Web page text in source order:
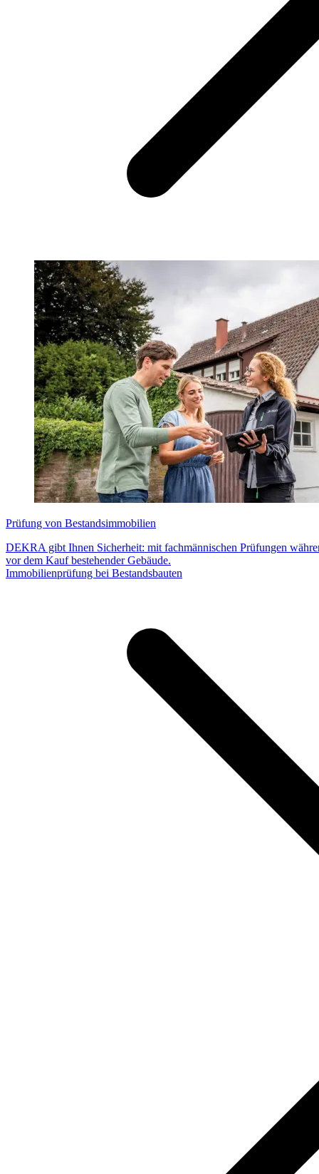
Prüfung von Bestandsimmobilien
DEKRA gibt Ihnen Sicherheit: mit fachmännischen Prüfungen
vor dem Kauf bestehender Gebäude.
Immobilienprüfung bei Bestandsbauten